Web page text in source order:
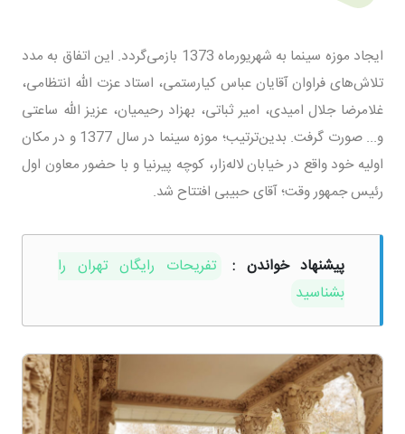
ایجاد موزه سینما به شهریور‌‌ماه 1373 باز‌می‌گردد. این اتفاق به مدد
تلاش‌های فراوان آقایان عباس کیارستمی، استاد عزت الله انتظامی،
غلامرضا جلال امیدی، امیر ثباتی، بهزاد رحیمیان، عزیز الله ساعتی
و... صورت گرفت. بدین‌ترتیب؛ موزه سینما در سال 1377 و در مکان
اولیه خود واقع در خیابان لاله‌زار، کوچه پیرنیا و با حضور معاون اول
رئیس جمهور وقت؛ آقای حبیبی افتتاح شد.
پیشنهاد خواندن :
تفریحات رایگان تهران را
بشناسید